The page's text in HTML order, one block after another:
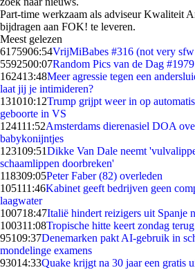
Part-time werkzaam als adviseur Kwaliteit
bijdragen aan FOK! te leveren.
Meest gelezen
6175906:54VrijMiBabes #316 (not very
5592500:07Random Pics van de Dag #1979
162413:48Meer agressie tegen een
laat jij je intimideren?
131010:12Trump grijpt weer in op
geboorte in VS
124111:52Amsterdams dierenasiel DOA
babykonijntjes
123109:51Dikke Van Dale neemt
schaamlippen doorbreken'
118309:05Peter Faber (82) overleden
105111:46Kabinet geeft bedrijven geen
laagwater
100718:47Italië hindert reizigers uit Spanje
100311:08Tropische hitte keert zondag
95109:37Denemarken pakt AI-gebruik in
mondelinge examens
93014:33Quake krijgt na 30 jaar een gratis